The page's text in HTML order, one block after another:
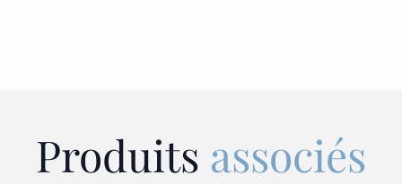
Produits associés